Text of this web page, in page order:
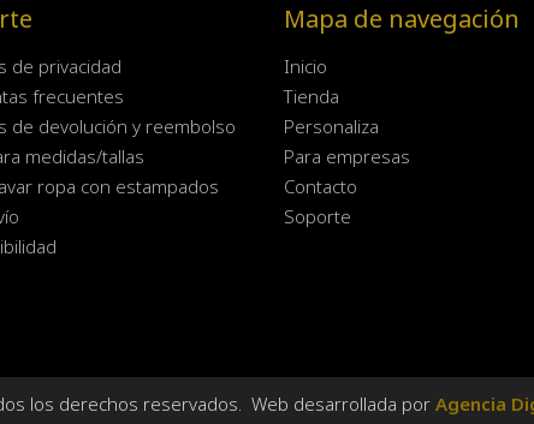
de privacidad
frecuentes
de devolución y reembolso
medidas/tallas
ropa con estampados
Mapa de navegación
Inicio
Tienda
Personaliza
Para empresas
Contacto
Soporte
los derechos reservados. Web desarrollada por Agencia